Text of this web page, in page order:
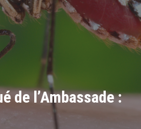
de l’Ambassade :